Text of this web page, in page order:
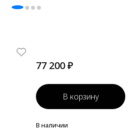
77 200 ₽
В корзину
В наличии